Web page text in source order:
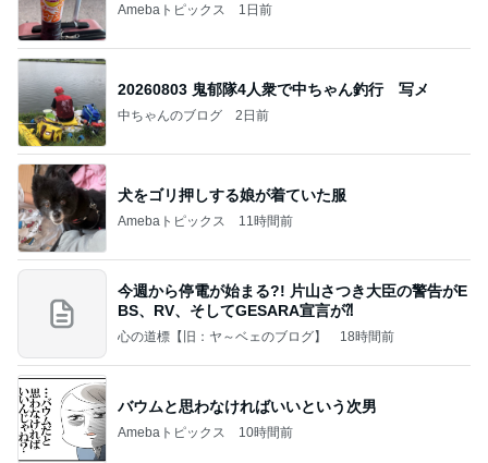
Amebaトピックス 1日前
20260803 鬼郁隊4人衆で中ちゃん釣行 写メ
中ちゃんのブログ 2日前
犬をゴリ押しする娘が着ていた服
Amebaトピックス 11時間前
今週から停電が始まる?! 片山さつき大臣の警告がE
BS、RV、そしてGESARA宣言が⁈
心の道標【旧：ヤ～ベェのブログ】 18時間前
バウムと思わなければいいという次男
Amebaトピックス 10時間前